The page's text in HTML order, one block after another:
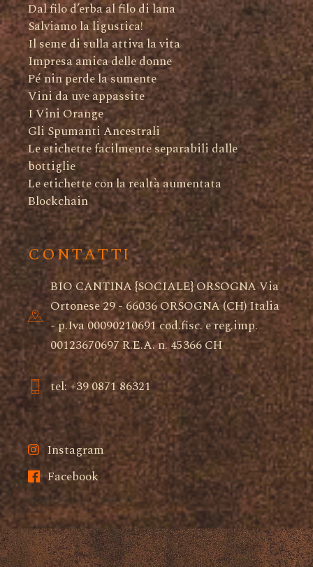
Dal filo d’erba al filo di lana
Salviamo la ligustica!
Il seme di sulla attiva la vita
Impresa amica delle donne
Pé nin perde la sumente
Vini da uve appassite
I Vini Orange
Gli Spumanti Ancestrali
Le etichette facilmente separabili dalle
bottiglie
Le etichette con la realtà aumentata
Blockchain
CONTATTI
BIO CANTINA {SOCIALE} ORSOGNA Via
Ortonese 29 - 66036 ORSOGNA (CH) Italia
- p.Iva 00090210691 cod.fisc. e reg.imp.
00123670697 R.E.A. n. 45366 CH
tel: +39 0871 86321
Instagram
Facebook